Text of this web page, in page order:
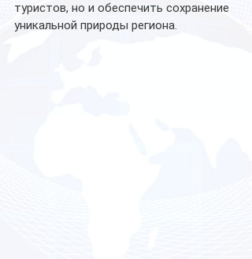
туристов, но и обеспечить сохранение
уникальной природы региона.